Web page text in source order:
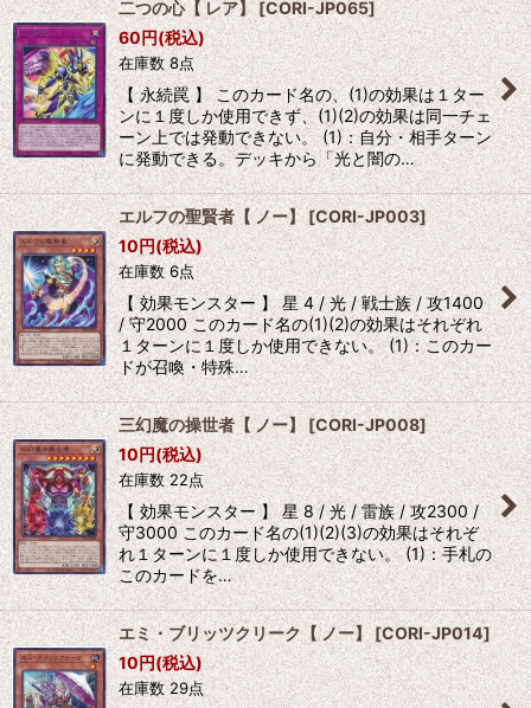
二つの心【 レア】 [CORI-JP065]
60円(税込)
在庫数 8点
【 永続罠 】 このカード名の、(1)の効果は１ター
ンに１度しか使用できず、(1)(2)の効果は同一チェ
ーン上では発動できない。 (1)：自分・相手ターン
に発動できる。デッキから「光と闇の…
エルフの聖賢者【 ノー】[CORI-JP003]
10円(税込)
在庫数 6点
【 効果モンスター 】 星 4 / 光 / 戦士族 / 攻1400
/ 守2000 このカード名の(1)(2)の効果はそれぞれ
１ターンに１度しか使用できない。 (1)：このカー
ドが召喚・特殊…
三幻魔の操世者【 ノー】[CORI-JP008]
10円(税込)
在庫数 22点
【 効果モンスター 】 星 8 / 光 / 雷族 / 攻2300 /
守3000 このカード名の(1)(2)(3)の効果はそれぞ
れ１ターンに１度しか使用できない。 (1)：手札の
このカードを…
エミ・ブリッツクリーク【 ノー】 [CORI-JP014]
10円(税込)
在庫数 29点